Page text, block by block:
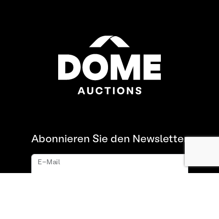
Abonnieren Sie den Newsletter
E-Mail